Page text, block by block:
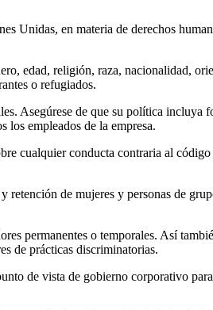
Unidas, en materia de derechos
edad, religión, raza, nacionalidad,
o refugiados.
Asegúrese de que su política incluya
los empleados de la empresa.
cualquier conducta contraria al
retención de mujeres y personas de
permanentes o temporales. Así
de prácticas discriminatorias.
de vista de gobierno corporativo para